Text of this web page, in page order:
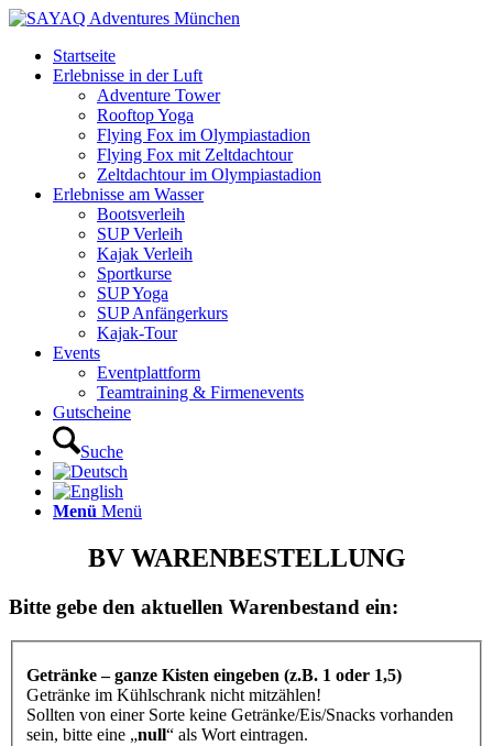
Startseite
Erlebnisse in der Luft
Adventure Tower
Rooftop Yoga
Flying Fox im Olympiastadion
Flying Fox mit Zeltdachtour
Zeltdachtour im Olympiastadion
Erlebnisse am Wasser
Bootsverleih
SUP Verleih
Kajak Verleih
Sportkurse
SUP Yoga
SUP Anfängerkurs
Kajak-Tour
Events
Eventplattform
Teamtraining & Firmenevents
Gutscheine
Suche
Menü Menü
BV WARENBESTELLUNG
Bitte gebe den aktuellen Warenbestand ein:
Getränke – ganze Kisten eingeben (z.B. 1 oder 1,5)
Getränke im Kühlschrank nicht mitzählen!
Sollten von einer Sorte keine Getränke/Eis/Snacks vorhanden
sein, bitte eine „null“ als Wort eintragen.